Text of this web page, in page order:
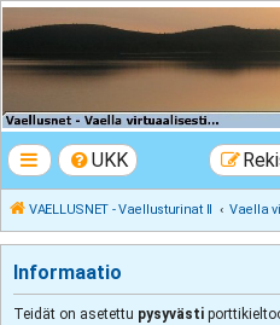
VAELLUSNET -
Vaellusturinat II
UKK
VAELLUSNET - Vaellusturinat II Vaella
Informaatio
Teidät on asetettu pysyvästi